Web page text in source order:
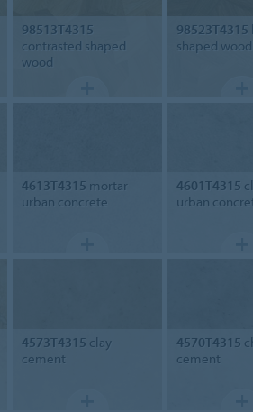
98513T4315
contrasted shaped
wood
98523T4315
shaped wood
4613T4315 mortar
urban concrete
4601T4315
urban
4573T4315 clay
cement
4570T4315
cement